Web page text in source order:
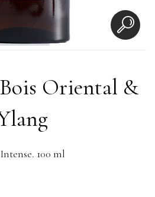
Oriental &
100 ml